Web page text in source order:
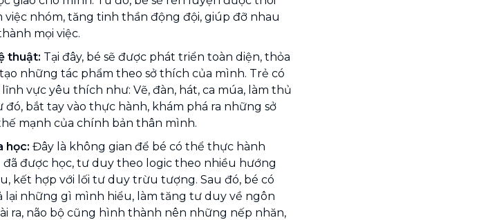
việc nhóm, tăng tinh thần động đội, giúp đỡ nhau
mọi việc.
thuật: Tại đây, bé sẽ được phát triển toàn diện, thỏa
những tác phẩm theo sở thích của mình. Trẻ có
vực yêu thích như: Vẽ, đàn, hát, ca múa, làm thủ
đó, bắt tay vào thực hành, khám phá ra những sở
mạnh của chính bản thân mình.
học: Đây là không gian để bé có thể thực hành
được học, tư duy theo logic theo nhiều hướng
kết hợp với lối tư duy trừu tượng. Sau đó, bé có
lại những gì mình hiểu, làm tăng tư duy về ngôn
ra, não bộ cũng hình thành nên những nếp nhăn,